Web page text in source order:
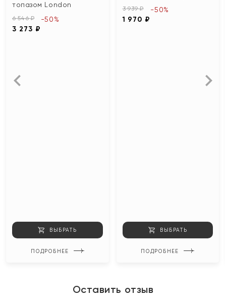
топазом London
6 546 ₽
3 273 ₽
-50%
ВЫБРАТЬ
ПОДРОБНЕЕ
3 939 ₽
1 970 ₽
-50%
ВЫБРАТЬ
ПОДРОБНЕЕ
Оставить отзыв